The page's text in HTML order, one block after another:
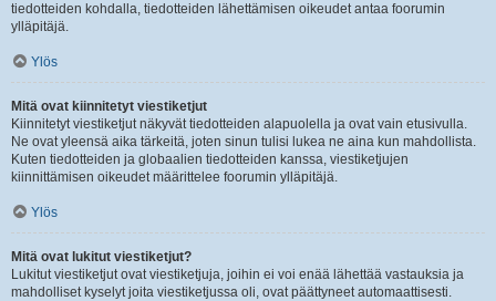
tiedotteiden kohdalla, tiedotteiden lähettämisen oikeudet antaa foorumin
ylläpitäjä.
Ylös
Mitä ovat kiinnitetyt viestiketjut
Kiinnitetyt viestiketjut näkyvät tiedotteiden alapuolella ja ovat vain etusivulla.
Ne ovat yleensä aika tärkeitä, joten sinun tulisi lukea ne aina kun mahdollista.
Kuten tiedotteiden ja globaalien tiedotteiden kanssa, viestiketjujen
kiinnittämisen oikeudet määrittelee foorumin ylläpitäjä.
Ylös
Mitä ovat lukitut viestiketjut?
Lukitut viestiketjut ovat viestiketjuja, joihin ei voi enää lähettää vastauksia ja
mahdolliset kyselyt joita viestiketjussa oli, ovat päättyneet automaattisesti.